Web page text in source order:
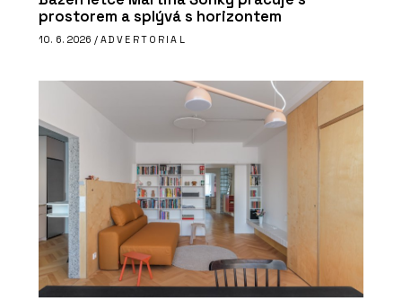
prostorem a splývá s horizontem
10. 6. 2026 / ADVERTORIAL